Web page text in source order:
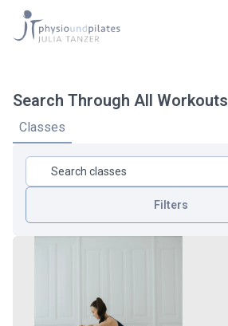
Search Through All Workouts
Classes
Filters